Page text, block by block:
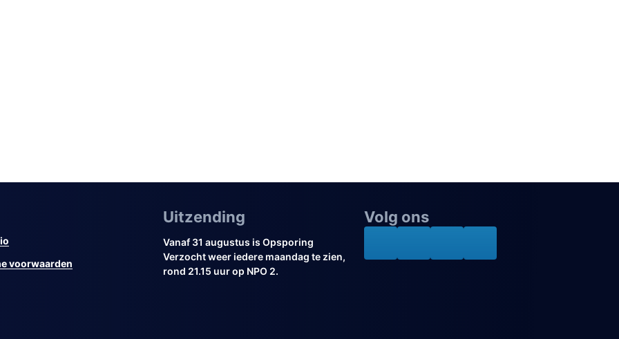
voorwaarden
Uitzending
Vanaf 31 augustus is Opsporing
Verzocht weer iedere maandag te zien,
rond 21.15 uur op NPO 2.
Volg ons